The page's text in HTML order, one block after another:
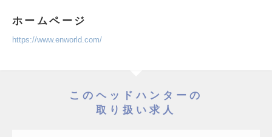
ホームページ
https://www.enworld.com/
このヘッドハンターの
取り扱い求人